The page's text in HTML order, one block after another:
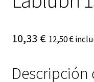
10,33 € 12,50€